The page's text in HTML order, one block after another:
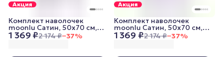
Акция
1 369 ₽2 174 ₽−37%
Комплект наволочек
moonlu Сатин, 50x70 см,
графитовый
Акция
1 369 ₽2 174 ₽−37%
Комплект наволочек
moonlu Сатин, 50x70 см,
пудровый